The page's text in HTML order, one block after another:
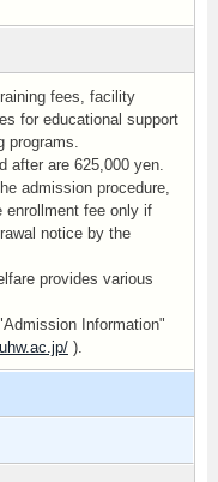
fees, facility
for educational support
programs.
after are 625,000 yen.
admission procedure,
enrollment fee only if
notice by the
provides various
Information"
).